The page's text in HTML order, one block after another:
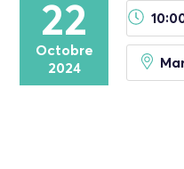
22
Octobre
2024